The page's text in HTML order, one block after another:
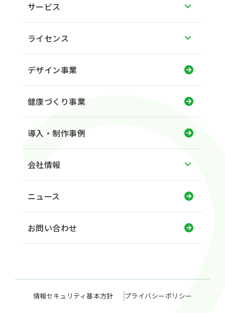
サービス
ライセンス
デザイン事業
健康づくり事業
導入・制作事例
会社情報
ニュース
お問い合わせ
情報セキュリティ基本方針 プライバシーポリシー